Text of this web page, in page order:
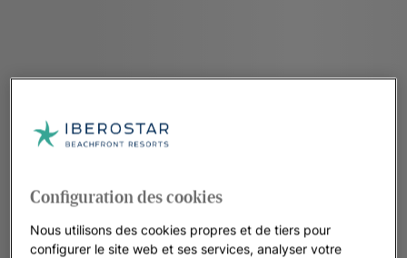
Configuration des cookies
Nous utilisons des cookies propres et de tiers pour
configurer le site web et ses services, analyser votre